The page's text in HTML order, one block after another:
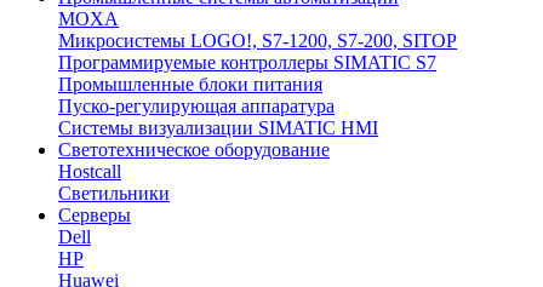
MOXA
Микросистемы LOGO!, S7-1200, S7-200, SITOP
Программируемые контроллеры SIMATIC S7
Промышленные блоки питания
Пуско-регулирующая аппаратура
Системы визуализации SIMATIC HMI
Светотехническое оборудование
Hostcall
Светильники
Серверы
Dell
HP
Huawei